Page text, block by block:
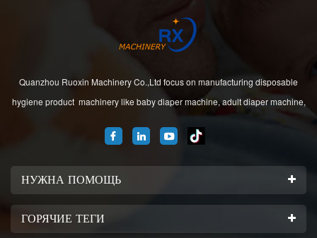
Quanzhou Ruoxin Machinery Co.,Ltd focus on manufacturing disposable
hygiene product machinery like baby diaper machine, adult diaper machine,
Fujian Province, China. And our company
НУЖНА ПОМОЩЬ
ГОРЯЧИЕ ТЕГИ